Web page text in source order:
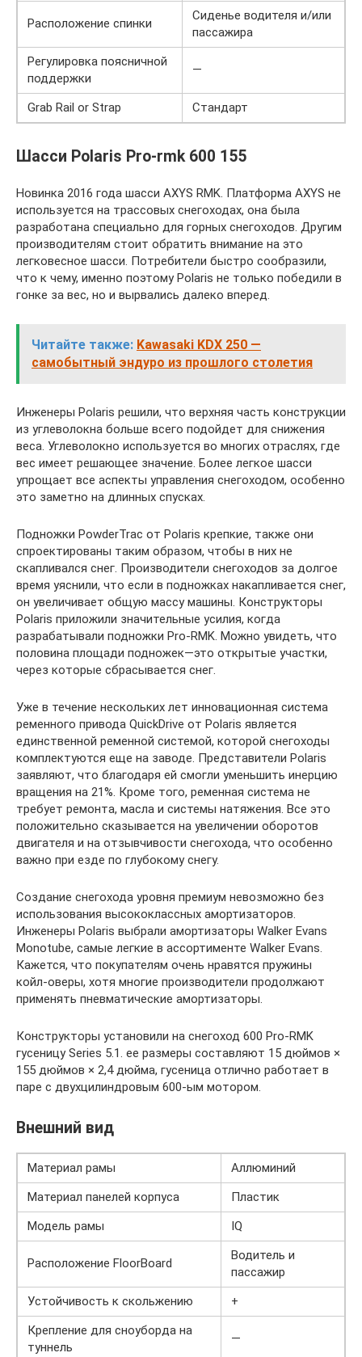
Расположение спинки
Сиденье водителя и/или
пассажира
Регулировка поясничной
поддержки
—
Grab Rail or Strap Стандарт
Шасси Polaris Pro-rmk 600 155
Новинка 2016 года шасси AXYS RMK. Платформа AXYS не
используется на трассовых снегоходах, она была
разработана специально для горных снегоходов. Другим
производителям стоит обратить внимание на это
легковесное шасси. Потребители быстро сообразили,
что к чему, именно поэтому Polaris не только победили в
гонке за вес, но и вырвались далеко вперед.
Читайте также: Kawasaki KDX 250 —
самобытный эндуро из прошлого столетия
Инженеры Polaris решили, что верхняя часть конструкции
из углеволокна больше всего подойдет для снижения
веса. Углеволокно используется во многих отраслях, где
вес имеет решающее значение. Более легкое шасси
упрощает все аспекты управления снегоходом, особенно
это заметно на длинных спусках.
Подножки PowderTrac от Polaris крепкие, также они
спроектированы таким образом, чтобы в них не
скапливался снег. Производители снегоходов за долгое
время уяснили, что если в подножках накапливается снег,
он увеличивает общую массу машины. Конструкторы
Polaris приложили значительные усилия, когда
разрабатывали подножки Pro-RMK. Можно увидеть, что
половина площади подножек—это открытые участки,
через которые сбрасывается снег.
Уже в течение нескольких лет инновационная система
ременного привода QuickDrive от Polaris является
единственной ременной системой, которой снегоходы
комплектуются еще на заводе. Представители Polaris
заявляют, что благодаря ей смогли уменьшить инерцию
вращения на 21%. Кроме того, ременная система не
требует ремонта, масла и системы натяжения. Все это
положительно сказывается на увеличении оборотов
двигателя и на отзывчивости снегохода, что особенно
важно при езде по глубокому снегу.
Создание снегохода уровня премиум невозможно без
использования высококлассных амортизаторов.
Инженеры Polaris выбрали амортизаторы Walker Evans
Monotube, самые легкие в ассортименте Walker Evans.
Кажется, что покупателям очень нравятся пружины
койл-оверы, хотя многие производители продолжают
применять пневматические амортизаторы.
Конструкторы установили на снегоход 600 Pro-RMK
гусеницу Series 5.1. ее размеры составляют 15 дюймов ×
155 дюймов × 2,4 дюйма, гусеница отлично работает в
паре с двухцилиндровым 600-ым мотором.
Внешний вид
Материал рамы
Аллюминий
Материал панелей корпуса
Пластик
Модель рамы
IQ
Расположение FloorBoard
Водитель и
пассажир
Устойчивость к скольжению
+
Крепление для сноуборда на
туннель
—